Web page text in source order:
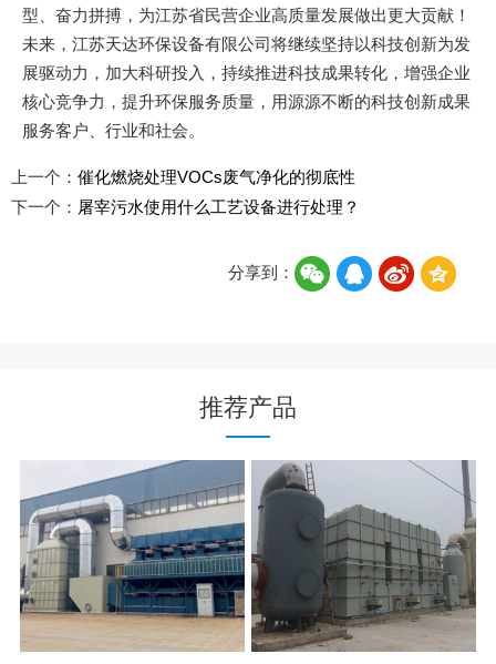
型、奋力拼搏，为江苏省民营企业高质量发展做出更大贡献！
未来，江苏天达环保设备有限公司将继续坚持以科技创新为发
展驱动力，加大科研投入，持续推进科技成果转化，增强企业
核心竞争力，提升环保服务质量，用源源不断的科技创新成果
服务客户、行业和社会。
上一个： 催化燃烧处理VOCs废气净化的彻底性
下一个： 屠宰污水使用什么工艺设备进行处理？
分享到：
推荐产品